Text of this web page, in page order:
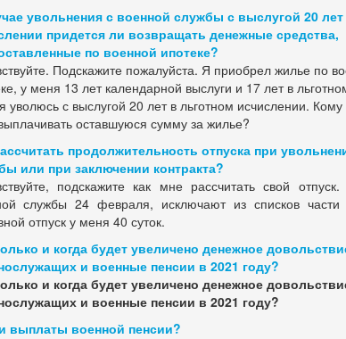
увольнения с военной службы с выслугой 20
придется ли возвращать денежные средства,
по военной ипотеке?
Подскажите пожалуйста. Я приобрел жилье по
у меня 13 лет календарной выслуги и 17 лет в
уволюсь с выслугой 20 лет в льготном исчислении.
оставшуюся сумму за жилье?
продолжительность отпуска при
или при заключении контракта?
подскажите как мне рассчитать свой
службы 24 февраля, исключают из списков
отпуск у меня 40 суток.
и когда будет увеличено денежное
и военные пенсии в 2021 году?
и когда будет увеличено денежное
и военные пенсии в 2021 году?
выплаты военной пенсии?